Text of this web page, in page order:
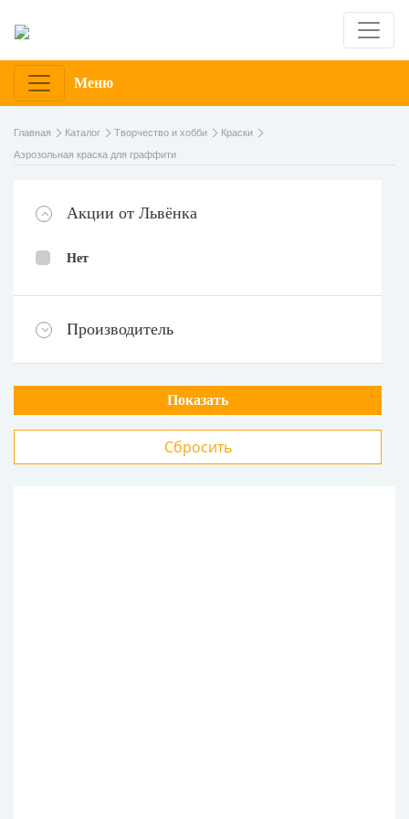
Меню
Главная Каталог Творчество и хобби
Краски
Аэрозольная краска для граффити
Акции от Львёнка
Нет
Производитель